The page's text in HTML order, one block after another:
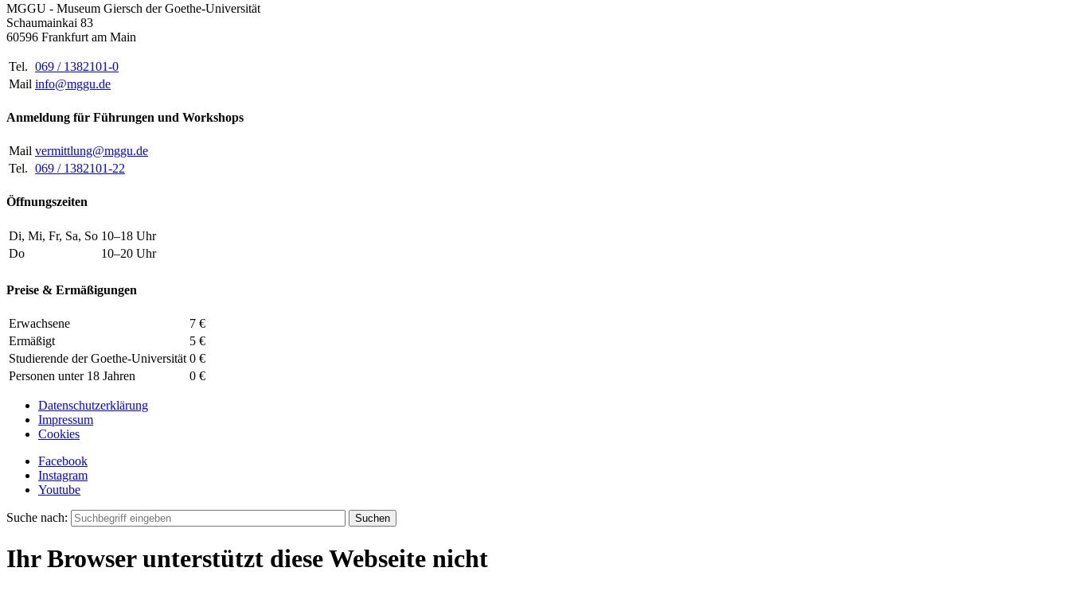
MGGU - Museum Giersch der Goethe-Universität
Schaumainkai 83
60596 Frankfurt am Main
Tel. 069 / 1382101-0
Mail info@mggu.de
Anmeldung für Führungen und Workshops
Mail vermittlung@mggu.de
Tel. 069 / 1382101-22
Öffnungszeiten
Di, Mi, Fr, Sa, So 10–18 Uhr
Do
10–20 Uhr
Preise & Ermäßigungen
Erwachsene
7 €
Ermäßigt
5 €
Studierende der Goethe-Universität 0 €
Personen unter 18 Jahren
0 €
Datenschutzerklärung
Impressum
Cookies
Facebook
Instagram
Youtube
Suche nach:
Ihr Browser unterstützt diese Webseite nicht